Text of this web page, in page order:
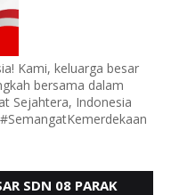
Kami, keluarga besar
bersama dalam
Sejahtera, Indonesia
SDN 08 PARAK